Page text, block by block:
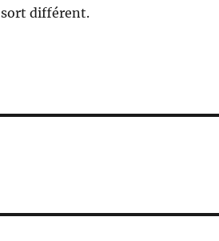
sort différent.